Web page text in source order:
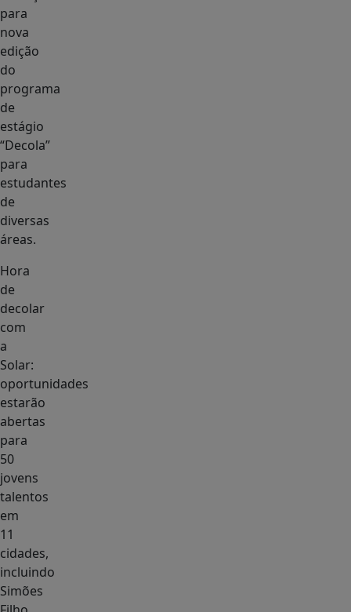
para
nova
edição
do
programa
de
estágio
“Decola”
para
estudantes
de
diversas
áreas.
Hora
de
decolar
com
a
Solar:
oportunidades
estarão
abertas
para
50
jovens
talentos
em
11
cidades,
incluindo
Simões